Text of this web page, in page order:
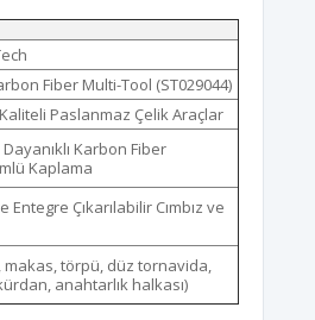
Fiber Multi-Tool (ST029044)
Paslanmaz Çelik Araçlar
Karbon Fiber
Kaplama
Entegre Çıkarılabilir Cımbız ve
makas, törpü, düz tornavida,
anahtarlık halkası)